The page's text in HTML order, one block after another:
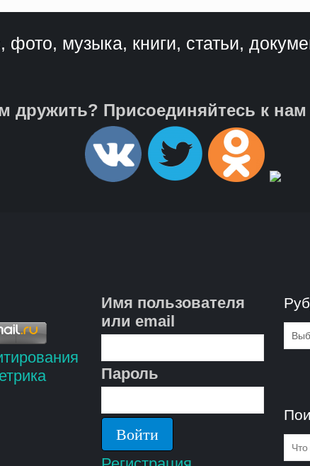
музыка, книги, статьи,
дружить? Присоединяйтесь к нам
Имя пользователя
или email
Пароль